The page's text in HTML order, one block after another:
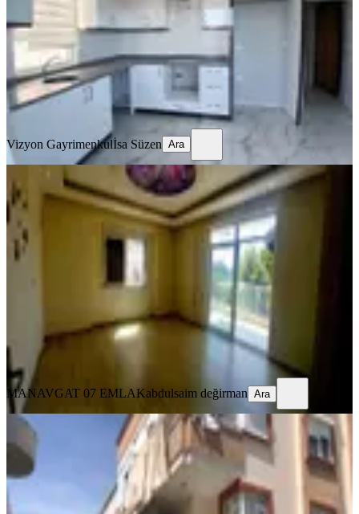
· ·3. Kat
Vizyon Gayrimenkul
Ara
Vizyon Gayrimenkulİsa Süzen Ara
Sarılar Akdeniz İnciler Karşısı Kiralık
Ara Kat 3+1
Manavgat, Sarılar Mahallesi
130 m² ·02.08.2026
33.000 ₺
MANAVGAT 07 EMLAK abdulsaim değirman
Ara
MANAVGAT 07 EMLAKabdulsaim değirman Ara
Sarılarda 2+1 Daire
Manavgat, Sarılar Mahallesi
Stüdyo· 120 m² · 2. Kat·05.08.2026